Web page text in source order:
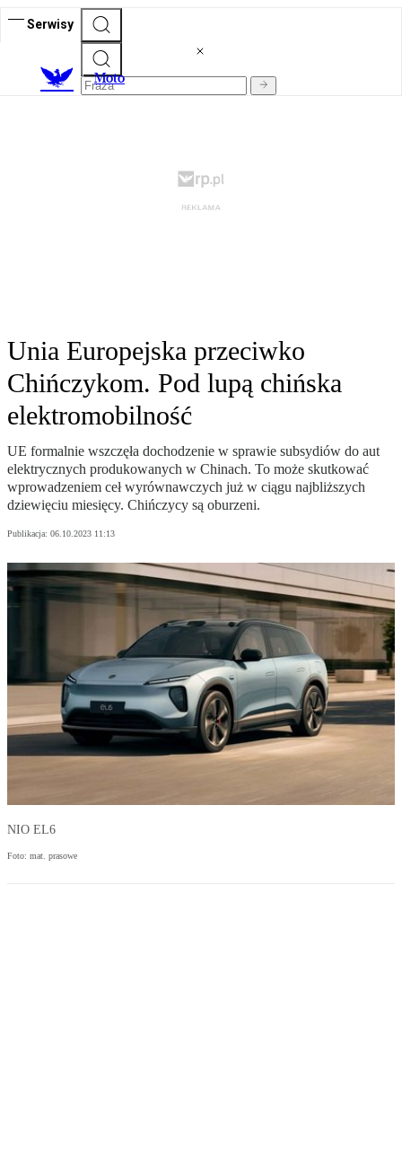
Serwisy
Moto
Unia Europejska przeciwko
Chińczykom. Pod lupą chińska
elektromobilność
UE formalnie wszczęła dochodzenie w sprawie subsydiów do aut
elektrycznych produkowanych w Chinach. To może skutkować
wprowadzeniem ceł wyrównawczych już w ciągu najbliższych
dziewięciu miesięcy. Chińczycy są oburzeni.
Publikacja: 06.10.2023 11:13
NIO EL6
Foto: mat. prasowe